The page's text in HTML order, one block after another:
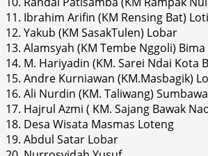
11. Ibrahim Arifin (KM Rensing Bat)
12. Yakub (KM SasakTulen) Lobar
13. Alamsyah (KM Tembe Nggoli) Bima
14. M. Hariyadin (KM. Sarei Ndai Kota
15. Andre Kurniawan (KM.Masbagik)
16. Ali Nurdin (KM. Taliwang) Sumbawa
17. Hajrul Azmi ( KM. Sajang Bawak
18. Desa Wisata Masmas Loteng
19. Abdul Satar Lobar